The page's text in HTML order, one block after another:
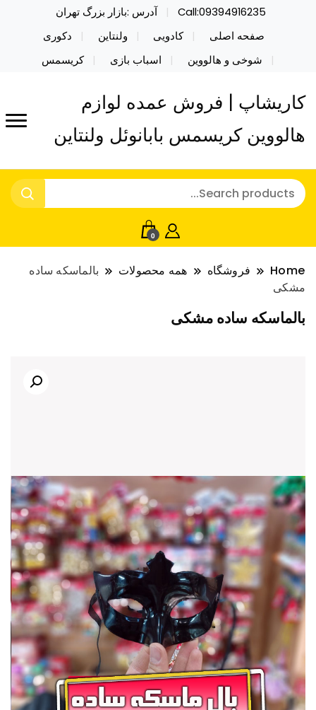
Call:09394916235
آدرس :بازار بزرگ تهران
صفحه اصلی
کادویی ولنتاین
دکوری
شوخی و هالووین
اسباب بازی کریسمس
کاریشاپ | فروش عمده لوازم
هالووین کریسمس بابانوئل ولنتاین
0
Home فروشگاه همه محصولات
بالماسکه ساده
مشکی
بالماسکه ساده مشکی